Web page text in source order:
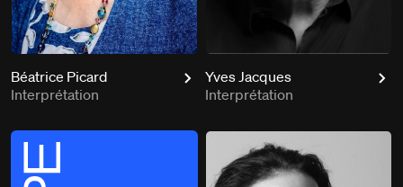
Béatrice Picard
Interprétation
Yves Jacques
Interprétation